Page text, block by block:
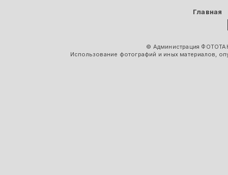
Главная
© Администрация
Использование фотографий и иных материалов,